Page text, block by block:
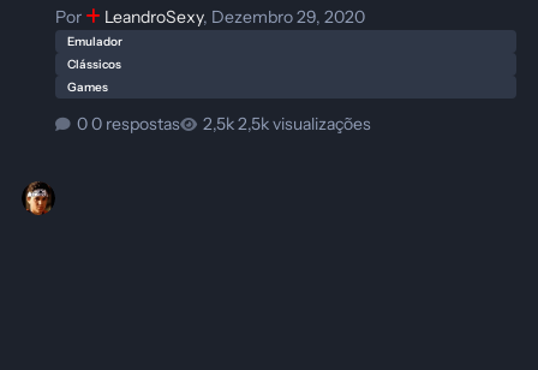
Por LeandroSexy, Dezembro 29, 2020
Emulador
Clássicos
Games
0 respostas 2,5k visualizações